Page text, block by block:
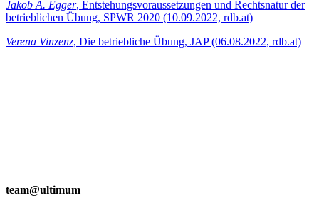
Jakob A. Egger, Entstehungsvoraussetzungen und Rechtsnatur der
betrieblichen Übung, SPWR 2020 (10.09.2022, rdb.at)
Verena Vinzenz, Die betriebliche Übung, JAP (06.08.2022, rdb.at)
team@ultimum